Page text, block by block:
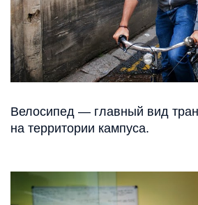
Велосипед — главный вид
на территории кампуса.